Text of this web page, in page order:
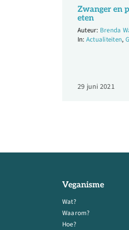
Zwanger en
eten
Brenda
Actualiteiten,
29 juni 2021
Veganisme
Wat?
Waarom?
Hoe?